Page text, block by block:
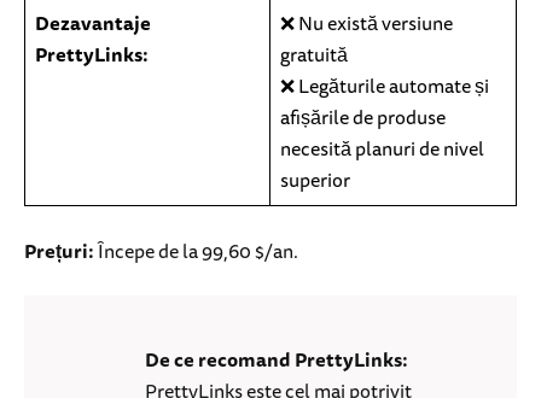
Dezavantaje
PrettyLinks:
❌ Nu există versiune
gratuită
❌ Legăturile automate și
afișările de produse
necesită planuri de nivel
superior
Prețuri:Începe de la 99,60 $/an.
De ce recomand PrettyLinks:
PrettyLinks este cel mai potrivit